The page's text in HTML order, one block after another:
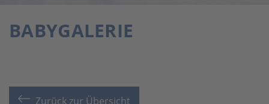
BABYGALERIE
Zurück zur Übersicht